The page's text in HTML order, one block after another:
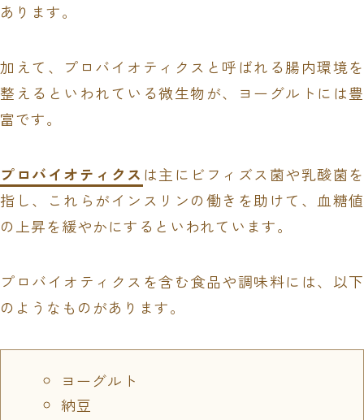
あります。
加えて、プロバイオティクスと呼ばれる腸内環境を
整えるといわれている微生物が、ヨーグルトには豊
富です。
プロバイオティクス は主にビフィズス菌や乳酸菌を
指し、これらがインスリンの働きを助けて、血糖値
の上昇を緩やかにするといわれています。
プロバイオティクスを含む食品や調味料には、以下
のようなものがあります。
ヨーグルト
納豆